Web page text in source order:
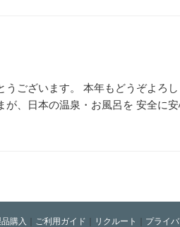
ございます。 本年もどうぞよろ
が、日本の温泉・お風呂を 安全に
購入 ｜ ご利用ガイド ｜ リクルート ｜ プライ